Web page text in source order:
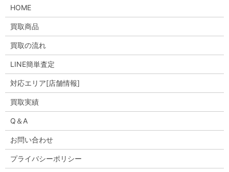
HOME
買取商品
買取の流れ
LINE簡単査定
対応エリア[店舗情報]
買取実績
Q＆A
お問い合わせ
プライバシーポリシー